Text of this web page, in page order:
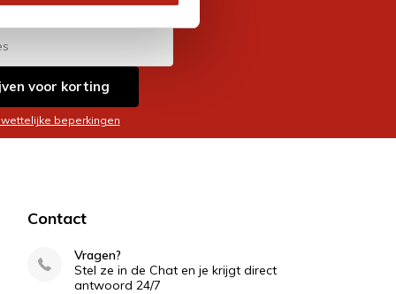
voor korting
beperkingen
Contact
Vragen?
Stel ze in de Chat en je krijgt direct
antwoord 24/7